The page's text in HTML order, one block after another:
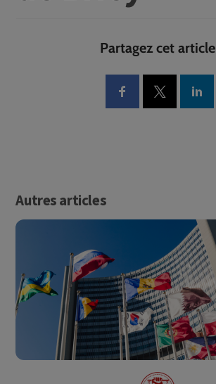
Partagez cet article
Autres articles